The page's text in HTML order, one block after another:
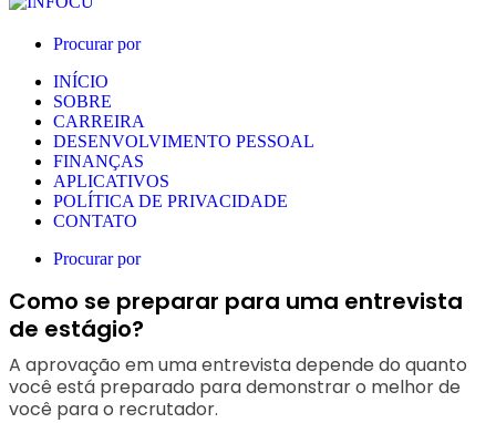
Procurar por
INÍCIO
SOBRE
CARREIRA
DESENVOLVIMENTO PESSOAL
FINANÇAS
APLICATIVOS
POLÍTICA DE PRIVACIDADE
CONTATO
Procurar por
Como se preparar para uma entrevista
de estágio?
A aprovação em uma entrevista depende do quanto
você está preparado para demonstrar o melhor de
você para o recrutador.